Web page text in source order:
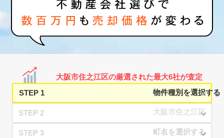
大阪市住之江区の厳選された最大6社が査定
STEP 1
STEP 2
STEP 3
家査定シミュレーター
お問い合わせ